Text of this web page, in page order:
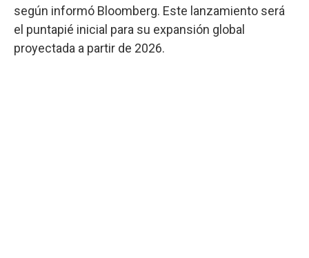
según informó Bloomberg. Este lanzamiento será
el puntapié inicial para su expansión global
proyectada a partir de 2026.